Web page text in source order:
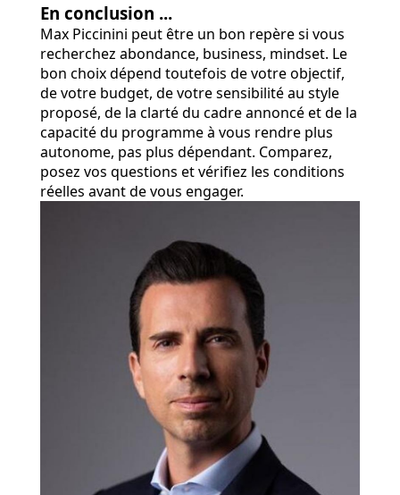
En conclusion ...
Max Piccinini peut être un bon repère si vous
recherchez abondance, business, mindset. Le
bon choix dépend toutefois de votre objectif,
de votre budget, de votre sensibilité au style
proposé, de la clarté du cadre annoncé et de la
capacité du programme à vous rendre plus
autonome, pas plus dépendant. Comparez,
posez vos questions et vérifiez les conditions
réelles avant de vous engager.